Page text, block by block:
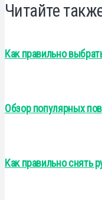
Читайте
Как правильно
Обзор популярных
Как правильно снять